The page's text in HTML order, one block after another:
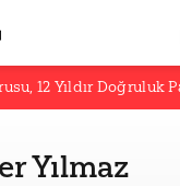
12 Yıldır Doğruluk
Yılmaz